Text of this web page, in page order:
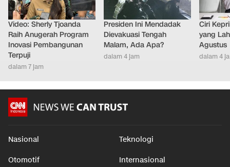
Video: Sherly Tjoanda
Raih Anugerah Program
Inovasi Pembangunan
Terpuji
dalam 7 jam
Presiden Ini Mendadak
Dievakuasi Tengah
Malam, Ada Apa?
dalam 4 jam
Ciri
yang
Agustus
dalam 4
Nasional Teknologi
Otomotif Internasional